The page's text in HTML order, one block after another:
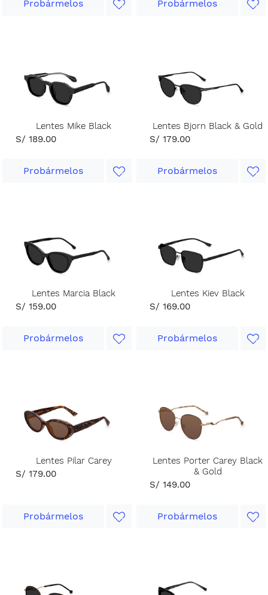
Probármelos Probármelos
Lentes Mike Black
S/ 189.00
Probármelos
Lentes Bjorn Black & Gold
S/ 179.00
Probármelos
Lentes Marcia Black
S/ 159.00
Probármelos
Lentes Kiev Black
S/ 169.00
Probármelos
Lentes Pilar Carey
S/ 179.00
Probármelos
Lentes Porter Carey Black
& Gold
S/ 149.00
Probármelos